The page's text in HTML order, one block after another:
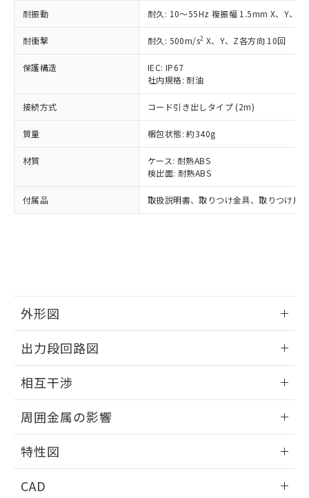
耐振動 耐久: 10～55Hz 複振幅 1.5mm X、Y、Z
耐衝撃 耐久: 500m/s2 X、Y、Z各方向 10回
保護構造
IEC: IP67
社内規格: 耐油
接続方式 コード引き出しタイプ (2m)
質量 梱包状態: 約340g
材質
ケース: 耐熱ABS
検出面: 耐熱ABS
付属品 取扱説明書、取りつけ金具、取りつけ用+
外形図
外形図
出力段回路図
出力段回路図
相互干渉
相互干渉
周囲金属の影響
周囲金属の影響
特性図
CAD
覧された時点での実際の在庫および標
準価格とは異なる場合があることをご
了承ください。
正式な納期状況および標準価格はお客
様のお取引先、またはお客様担当のオ
ムロン制御機器販売店・当社販売員に
ご相談ください。
オムロン制御機器販売店や当社販売拠
販売ネットワーク
在庫状況および標準価格結果を当社の
事前の承諾なく第三者に漏洩または開
示しないようお願いします。
マイパーツ機能（部品リスト作成サー
ビス）をご利用いただくには、I-Web
品・サービスに関するお客様との取
をご了承ください。
※当社の共同利用者とは、
の共同利用に関して"
ミウム(Cd) 100ppm以下、
六価クロム(Cr(Ⅵ)) 1000ppm以下、ポリ臭化ビフェニル
類(PBB) 1000ppm以下、ポリ臭化ジフェニルエーテル類
(PBDE) 1000ppm以下、フタル酸ビス(2-エチルヘキシ
ル) (DEHP)(別名：DOP) 1000ppm以下、フタル酸ブチ
ルベンジル（BBP） 1000ppm以下、フタル酸ジブチル
（DBP） 1000ppm以下、フタル酸ジイソブチル
但し、RoHS指令で産業用監視および制御機器に対する
適用除外項目は除く。
フタル酸エステル類の４物質については閾値を超える意
図的な使用がないことを確認しています。
部品在庫の切り替え状況などにより、予定
月が前後することがあります。
下記の非含有証明書をダウンロードするこ
とができます。
51物質の非含有証明書（当社基準）
※本証明書は発行日時点で非含有を証明す
るもので、過去に遡って非含有を証明する
ものではありません。
また、RoHS指令のフタル酸エステル類４
物質の対応では、対応完了までの期間は出
欄に対応日を記載しておりました。
既に当社にて対応品への在庫切替を完了
*中国RoHS10物質の基準値 (GB/T26572)：
Pb(鉛) :1000ppm、 Hg(水銀) : 1000ppm、 Cd(カドミウ
Cr(Ⅵ)(六価クロム) : 1000ppm、 PBBs(ポリ臭化ビフェ
ニル類) : 1000ppm、 PBDEs(ポリ臭化ジフェニルエーテ
DBP(フタル酸ジブチル) : 1000ppm、 DIBP(フタル酸ジ
イソブチル) : 1000ppm、 BBP(フタル酸ブチルベンジ
DEHP(フタル酸ビス(2-エチルヘキシル)) : 1000ppm
※2 環境保護使用期限
「ｅ」：有害物質（10物質）のすべてが基
準値以下であることを示します。
「10」：通常の使用状況下において有害物
質が外部に漏えいし、環境に深刻な影響を
国政府の輸出許可(または役務取引許
可)を取得するなどの必要な手続きを
当社は規制貨物を破棄する場合は、完
全に破砕するなど、違法に輸出されな
いよう必要な手段を講じます。
当社は貴社製品を、核兵器、ミサイ
ル、化学兵器、生物兵器またはその他
武器並びにこれらの製造装置等に一切
使用いたしません。
当社は、貴社製品を第三者に販売する
場合は、上記1、2および3の内容を当
該第三者に通知します。また当社は、
販売先および販売に係わる関係者が違
法に輸出するおそれがある場合は、取
一定数以上の在庫あり
一定数には満たないが在庫あり
在庫なし(最新の在庫状況につ
いては、お客様のお取引先、ま
たはお客様担当のオムロン制御
機器販売店・当社販売員にご確
認ください)
白
受注生産機種、また在庫状況の
情報を公開していない機種